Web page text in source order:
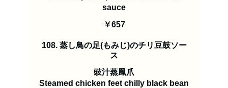
sauce
￥657
108. 蒸し鳥の足(もみじ)のチリ豆鼓ソー
ス
豉汁蒸鳳爪
Steamed chicken feet chilly black bean